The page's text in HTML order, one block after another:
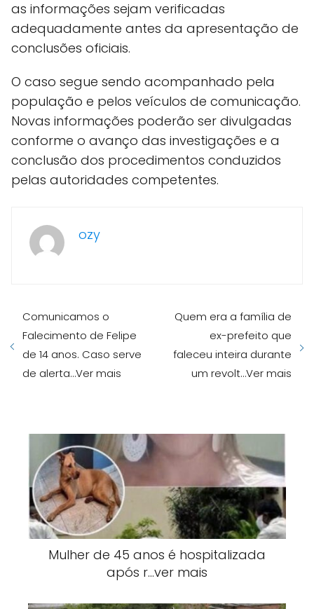
as informações sejam verificadas
adequadamente antes da apresentação de
conclusões oficiais.
O caso segue sendo acompanhado pela
população e pelos veículos de comunicação.
Novas informações poderão ser divulgadas
conforme o avanço das investigações e a
conclusão dos procedimentos conduzidos
pelas autoridades competentes.
ozy
Comunicamos o
Falecimento de Felipe
de 14 anos. Caso serve
de alerta…Ver mais
Quem era a família de
ex-prefeito que
faleceu inteira durante
um revolt…Ver mais
Mulher de 45 anos é hospitalizada
após r…ver mais